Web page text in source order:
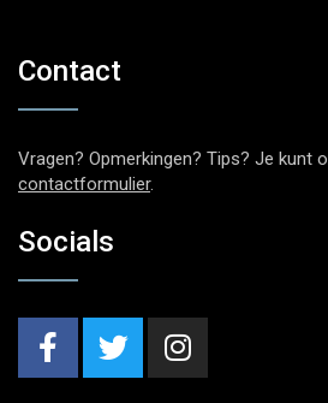
Contact
Vragen? Opmerkingen? Tips? Je kunt
contactformulier.
Socials